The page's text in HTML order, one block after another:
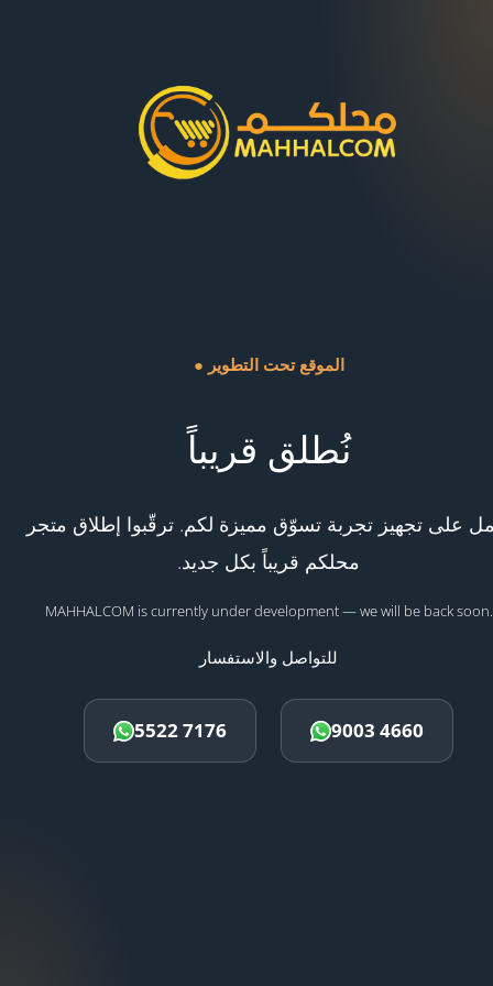
● الموقع تحت التطوير
نُطلق قريباً
على تجهيز تجربة تسوّق مميزة لكم. ترقّبوا إطلاق متجر
محلكم قريباً بكل جديد.
MAHHALCOM is currently under development — we will be back soon.
للتواصل والاستفسار
5522 7176 9003 4660